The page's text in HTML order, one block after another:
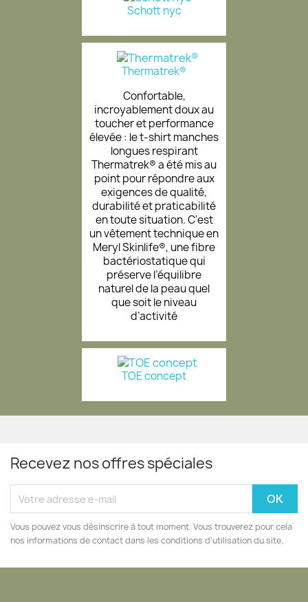
Schott nyc
Thermatrek®
Confortable,
incroyablement doux au
toucher et performance
élevée : le t-shirt manches
longues respirant
Thermatrek® a été mis au
point pour répondre aux
exigences de qualité,
durabilité et praticabilité
en toute situation. C'est
un vêtement technique en
Meryl Skinlife®, une fibre
bactériostatique qui
préserve l’équilibre
naturel de la peau quel
que soit le niveau
d’activité
TOE concept
Recevez nos offres spéciales
Vous pouvez vous désinscrire à tout moment. Vous trouverez pour cela
nos informations de contact dans les conditions d'utilisation du site.